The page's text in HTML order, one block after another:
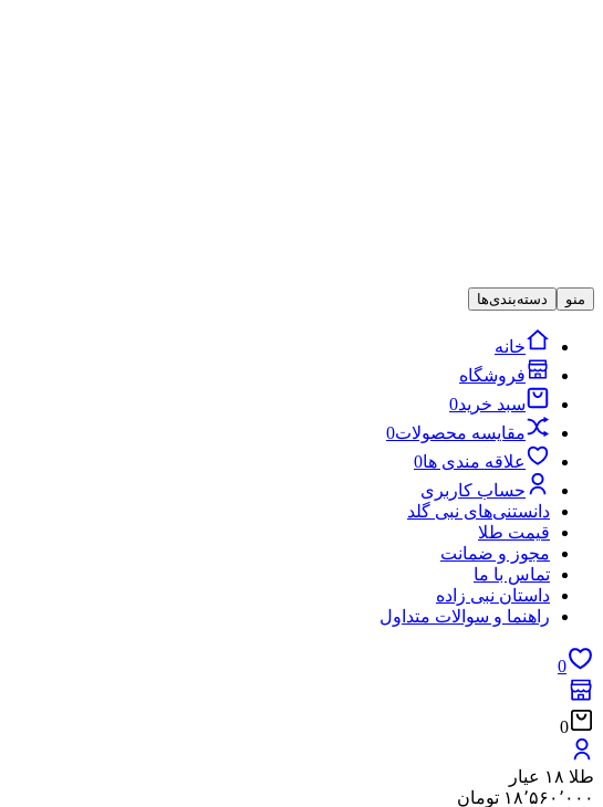
منو دسته‌بندی‌ها
خانه
فروشگاه
سبد خرید0
مقایسه محصولات0
علاقه مندی ها0
حساب کاربری
دانستنی‌های نبی گلد
قیمت طلا
مجوز و ضمانت
تماس با ما
داستان نبی زاده
راهنما و سوالات متداول
0
0
طلا ۱۸ عیار
۱۸٬۵۶۰٬۰۰۰ تومان